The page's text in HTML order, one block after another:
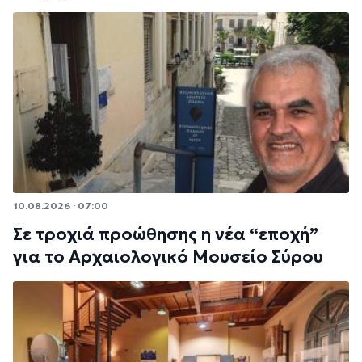
10.08.2026 · 07:00
Σε τροχιά προώθησης η νέα “εποχή”
για το Αρχαιολογικό Μουσείο Σύρου